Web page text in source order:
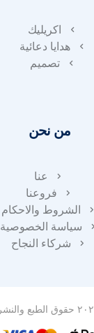
اكريليك
هدايا دعائية
تصميم
من نحن
عنا
فروعنا
الشروط والاحكام
سياسة الخصوصية
شركاء النجاح